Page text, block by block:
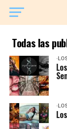
Todas las